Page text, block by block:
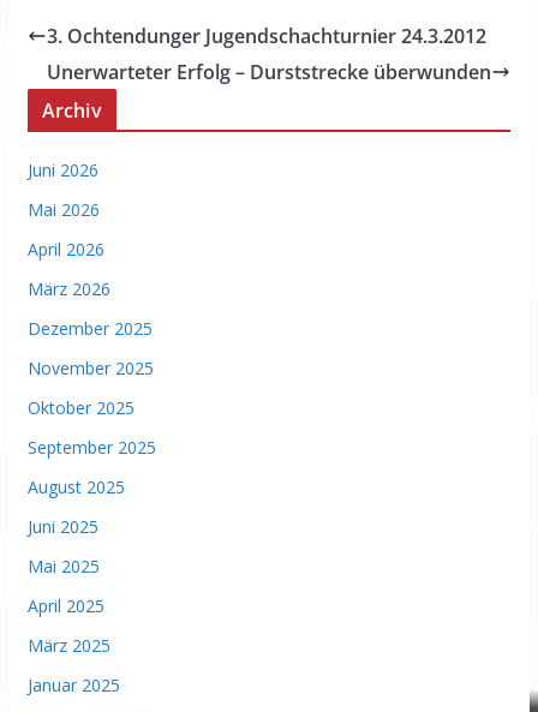
3. Ochtendunger Jugendschachturnier 24.3.2012
Unerwarteter Erfolg – Durststrecke überwunden
Archiv
Juni 2026
Mai 2026
April 2026
März 2026
Dezember 2025
November 2025
Oktober 2025
September 2025
August 2025
Juni 2025
Mai 2025
April 2025
März 2025
Januar 2025